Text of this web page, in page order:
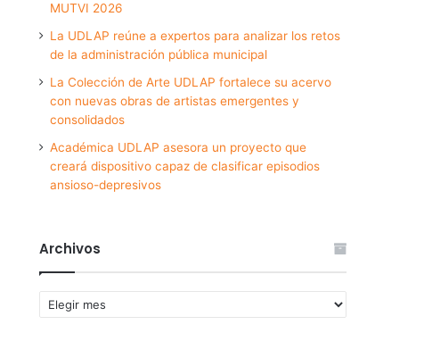
MUTVI 2026
La UDLAP reúne a expertos para analizar los retos
de la administración pública municipal
La Colección de Arte UDLAP fortalece su acervo
con nuevas obras de artistas emergentes y
consolidados
Académica UDLAP asesora un proyecto que
creará dispositivo capaz de clasificar episodios
ansioso-depresivos
Archivos
Archivos